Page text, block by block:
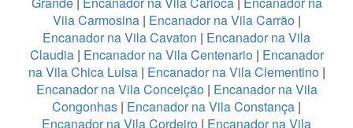
Vila Carmosina| Encanador na Vila Carrão|
Encanador na Vila Cavaton | Encanador na Vila
Claudia| Encanador na Vila Centenario| Encanador
na Vila Chica Luisa | Encanador na Vila Clementino|
Encanador na Vila Conceição| Encanador na Vila
Congonhas | Encanador na Vila Constança |
Encanador na Vila Cordeiro | Encanador na Vila